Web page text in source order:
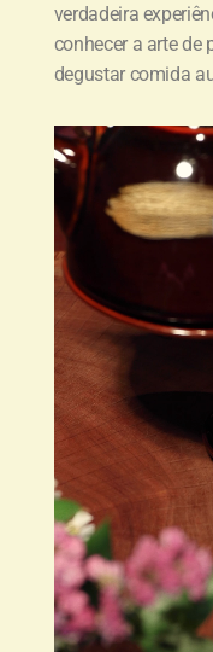
verdadeira
conhecer a arte de
degustar comida